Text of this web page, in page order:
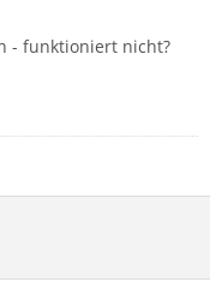
- funktioniert nicht?